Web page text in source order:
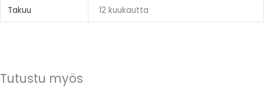
Takuu 12 kuukautta
Tutustu myös